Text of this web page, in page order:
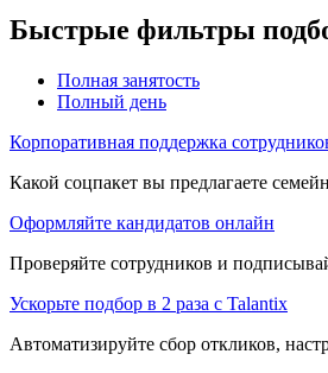
Быстрые фильтры
Полная занятость
Полный день
Корпоративная поддержка
Какой соцпакет вы предлагаете
Оформляйте кандидатов онлайн
Проверяйте сотрудников и
Ускорьте подбор в 2 раза с Talantix
Автоматизируйте сбор откликов,